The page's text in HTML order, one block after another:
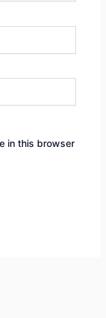
in this browser